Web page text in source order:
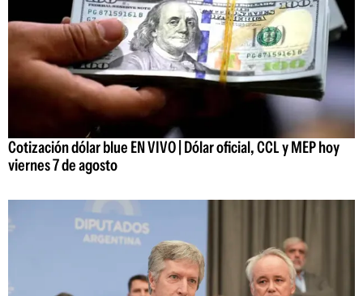
Cotización dólar blue EN VIVO | Dólar oficial, CCL y MEP hoy
viernes 7 de agosto